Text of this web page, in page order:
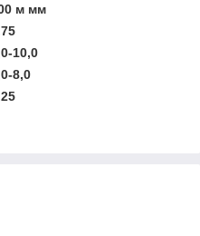
м мм
10,0
8,0